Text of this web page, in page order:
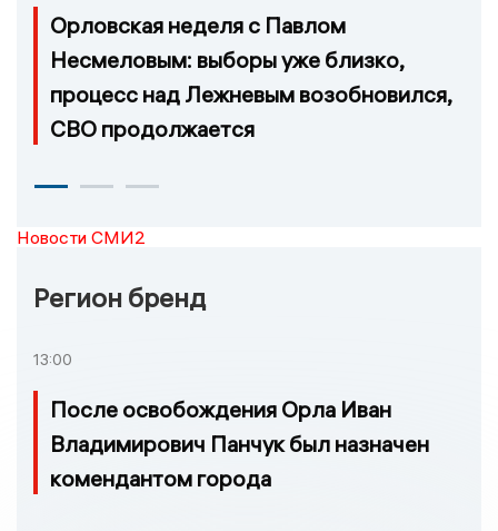
Орловская неделя с Павлом
Несмеловым: выборы уже близко,
процесс над Лежневым возобновился,
СВО продолжается
Новости СМИ2
Регион бренд
13:00
После освобождения Орла Иван
Владимирович Панчук был назначен
комендантом города